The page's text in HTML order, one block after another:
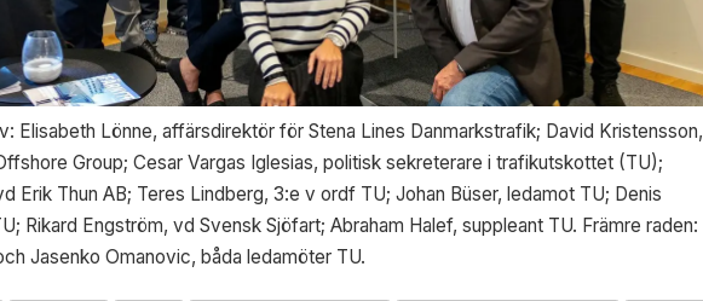
Elisabeth Lönne, affärsdirektör för Stena Lines Danmarkstrafik; David Kristensson,
Group; Cesar Vargas Iglesias, politisk sekreterare i trafikutskottet (TU);
Erik Thun AB; Teres Lindberg, 3:e v ordf TU; Johan Büser, ledamot TU; Denis
Rikard Engström, vd Svensk Sjöfart; Abraham Halef, suppleant TU. Främre raden:
Jasenko Omanovic, båda ledamöter TU.